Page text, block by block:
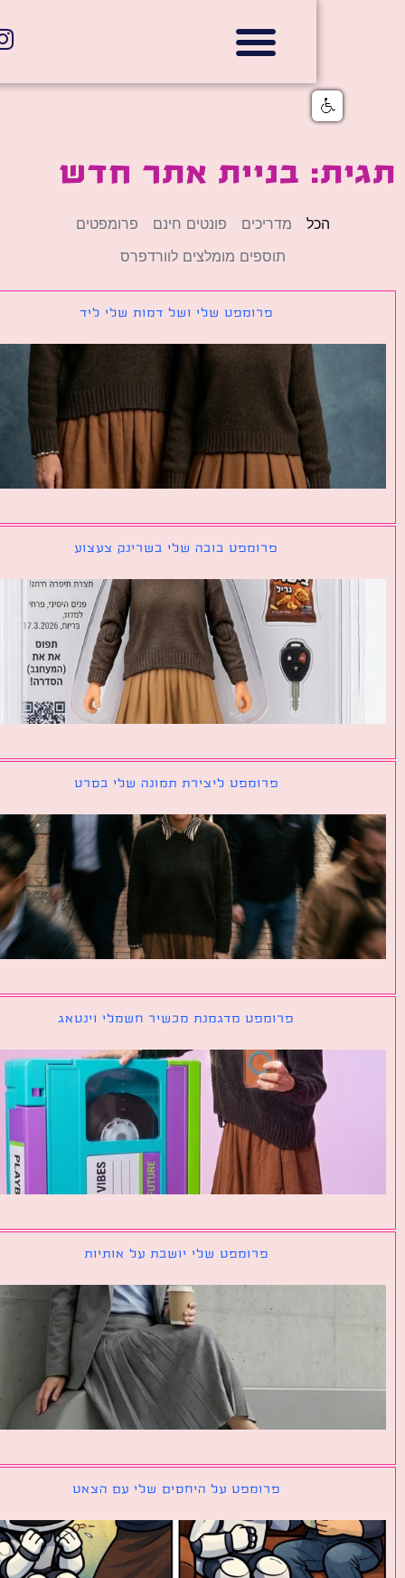
בניית אתר חדש
מדריכים פונטים חינם
פרומפטים
תוספים מומלצים לוורדפרס
פרומפט שלי ושל דמות שלי ליד
פרומפט בובה שלי בשרינק צעצוע
פרומפט ליצירת תמונה שלי בסרט
פרומפט מדגמנת מכשיר חשמלי וינטאג
פרומפט שלי יושבת על אותיות
פרומפט על היחסים שלי עם הצאט